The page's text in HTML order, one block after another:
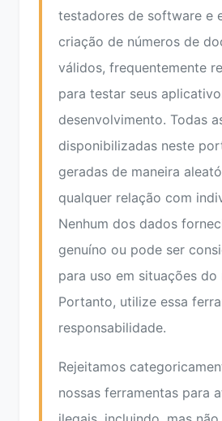
testadores de software e
criação de números de
válidos, frequentemente
para testar seus
desenvolvimento. Todas
disponibilizadas neste
geradas de maneira
qualquer relação com
Nenhum dos dados
genuíno ou pode ser
para uso em situações do
Portanto, utilize essa
responsabilidade.
Rejeitamos
nossas ferramentas para